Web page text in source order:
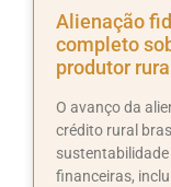
Alienação
completo
produtor rural
O avanço da
crédito rural
financeiras,